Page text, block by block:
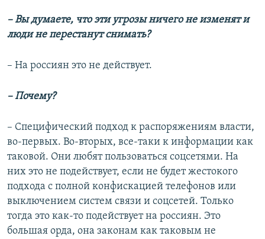
– Вы думаете, что эти угрозы ничего не изменят и
люди не перестанут снимать?
– На россиян это не действует.
– Почему?
– Специфический подход к распоряжениям власти,
во-первых. Во-вторых, все-таки к информации как
таковой. Они любят пользоваться соцсетями. На
них это не подействует, если не будет жестокого
подхода с полной конфискацией телефонов или
выключением систем связи и соцсетей. Только
тогда это как-то подействует на россиян. Это
большая орда, она законам как таковым не